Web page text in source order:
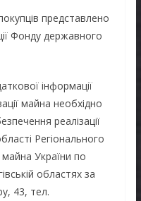
представлено
Фонду державного
інформації
майна необхідно
реалізації
Регіонального
України по
областях за
43, тел.